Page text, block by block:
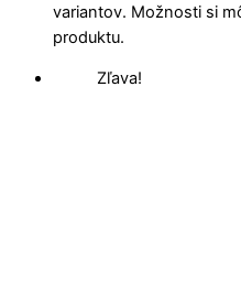
variantov. Možnosti si
produktu.
Zľava!